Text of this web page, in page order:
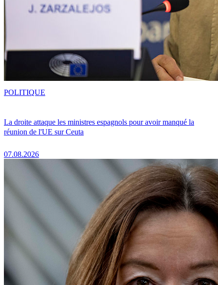
La droite attaque les ministres espagnols pour avoir manqué la
réunion de l'UE sur Ceuta
07.08.2026
POLITIQUE